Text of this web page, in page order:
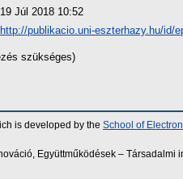
19 Júl 2018 10:52
http://publikacio.uni-eszterhazy.hu/id/
szükséges)
is developed by the School of
Együttműködések –